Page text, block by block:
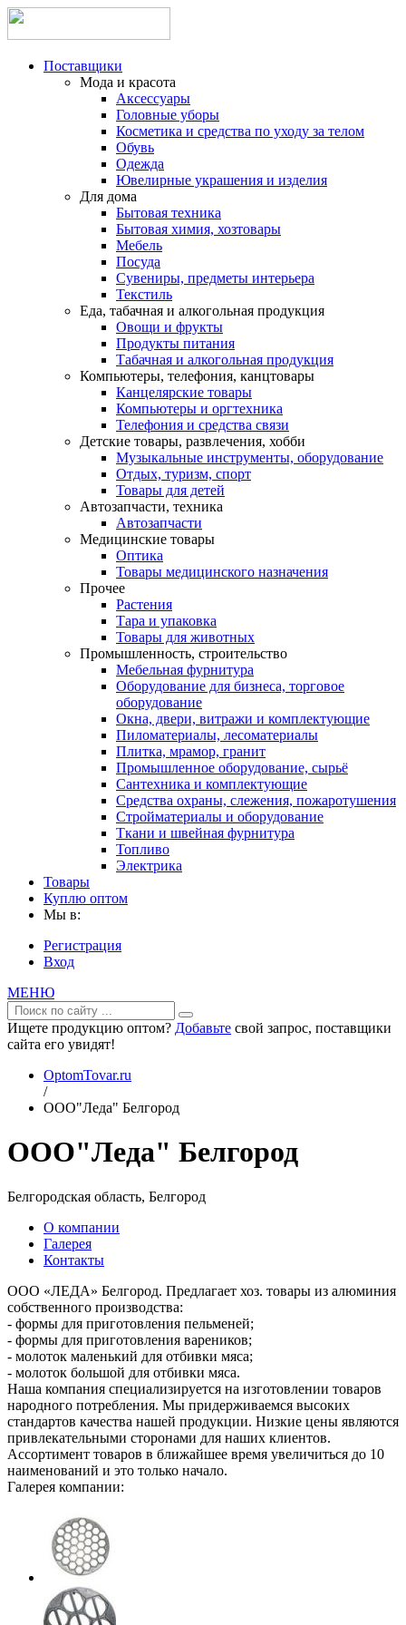
Поставщики
Мода и красота
Аксессуары
Головные уборы
Косметика и средства по уходу за телом
Обувь
Одежда
Ювелирные украшения и изделия
Для дома
Бытовая техника
Бытовая химия, хозтовары
Мебель
Посуда
Сувениры, предметы интерьера
Текстиль
Еда, табачная и алкогольная продукция
Овощи и фрукты
Продукты питания
Табачная и алкогольная продукция
Компьютеры, телефония, канцтовары
Канцелярские товары
Компьютеры и оргтехника
Телефония и средства связи
Детские товары, развлечения, хобби
Музыкальные инструменты, оборудование
Отдых, туризм, спорт
Товары для детей
Автозапчасти, техника
Автозапчасти
Медицинские товары
Оптика
Товары медицинского назначения
Прочее
Растения
Тара и упаковка
Товары для животных
Промышленность, строительство
Мебельная фурнитура
Оборудование для бизнеса, торговое
оборудование
Окна, двери, витражи и комплектующие
Пиломатериалы, лесоматериалы
Плитка, мрамор, гранит
Промышленное оборудование, сырьё
Сантехника и комплектующие
Средства охраны, слежения, пожаротушения
Стройматериалы и оборудование
Ткани и швейная фурнитура
Топливо
Электрика
Товары
Куплю оптом
Мы в:
Регистрация
Вход
МЕНЮ
Ищете продукцию оптом? Добавьте свой запрос, поставщики
сайта его увидят!
OptomTovar.ru
/
ООО"Леда" Белгород
ООО"Леда" Белгород
Белгородская область, Белгород
О компании
Галерея
Контакты
ООО «ЛЕДА» Белгород. Предлагает хоз. товары из алюминия
собственного производства:
- формы для приготовления пельменей;
- формы для приготовления вареников;
- молоток маленький для отбивки мяса;
- молоток большой для отбивки мяса.
Наша компания специализируется на изготовлении товаров
народного потребления. Мы придерживаемся высоких
стандартов качества нашей продукции. Низкие цены являются
привлекательными сторонами для наших клиентов.
Ассортимент товаров в ближайшее время увеличиться до 10
наименований и это только начало.
Галерея компании: